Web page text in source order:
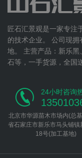
匠石汇景观是一家专注
的技术企业。 公司现
地。 主营产品：新乐
石等，一手货源，全国
24小时咨询
北京市华源苗木市场内(总
省石家庄市新乐市马头铺镇
18号(加工基地)